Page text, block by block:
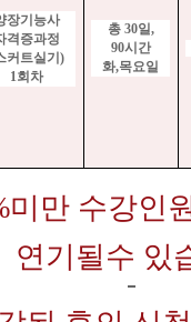
장기능사
격증과정
커트실기 )
1회차
총 30일,
90시간
화,목요일
만 수강인
연기될수 있